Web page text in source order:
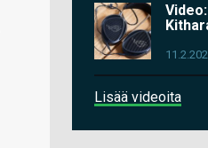
Lisää videoita